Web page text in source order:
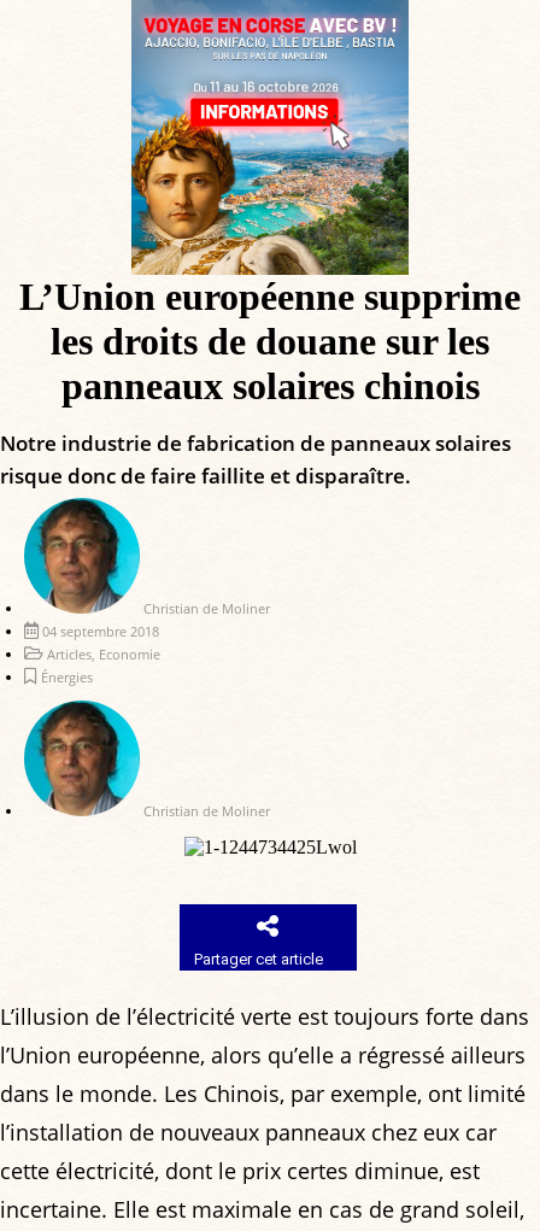
L’Union européenne supprime
les droits de douane sur les
panneaux solaires chinois
Notre industrie de fabrication de panneaux solaires
risque donc de faire faillite et disparaître.
Christian de Moliner
04 septembre 2018
Articles, Economie
Énergies
Christian de Moliner
Partager cet article
L’illusion de l’électricité verte est toujours forte dans
l’Union européenne, alors qu’elle a régressé ailleurs
dans le monde. Les Chinois, par exemple, ont limité
l’installation de nouveaux panneaux chez eux car
cette électricité, dont le prix certes diminue, est
incertaine. Elle est maximale en cas de grand soleil,